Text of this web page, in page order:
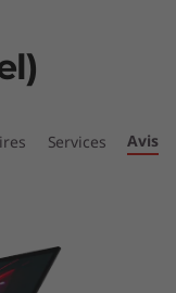
Services Avis